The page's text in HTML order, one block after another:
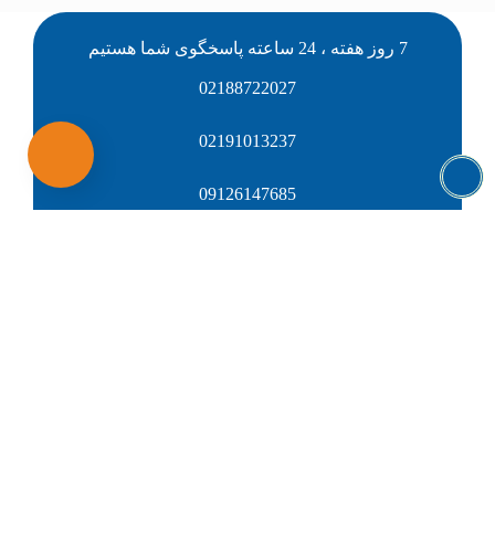
7 روز هفته ، 24 ساعته پاسخگوی شما هستیم
02188722027
02191013237
09126147685